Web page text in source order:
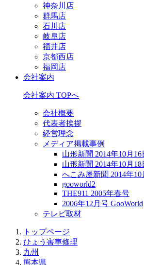
神奈川店
群馬店
石川店
岐阜店
福井店
京都西店
福岡店
会社案内
会社案内 TOPへ
会社概要
代表者挨拶
経営理念
メディア掲載事例
山形新聞 2014年10月16
山形新聞 2014年10月18
へこみ屋新聞 2014年10
gooworld2
THE911 2005年春号
2006年12月号 GooWorld
テレビ取材
トップページ
ひょう害車修理
九州
熊本県